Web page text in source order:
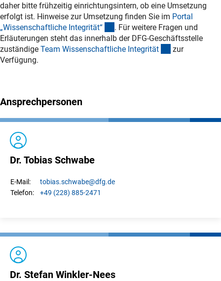
daher bitte frühzeitig einrichtungsintern, ob eine Umsetzung
erfolgt ist. Hinweise zur Umsetzung finden Sie im Portal
„Wissenschaftliche Integrität“ (externer Link)
. Für weitere Fragen und
Erläuterungen steht das innerhalb der DFG-Geschäftsstelle
zuständige Team Wissenschaftliche Integrität (externer Link)
zur
Verfügung.
Ansprechpersonen
Dr. Tobias Schwabe
E-Mail: tobias.schwabe@dfg.de
Telefon:
+49 (228) 885-2471
Dr. Stefan Winkler-Nees